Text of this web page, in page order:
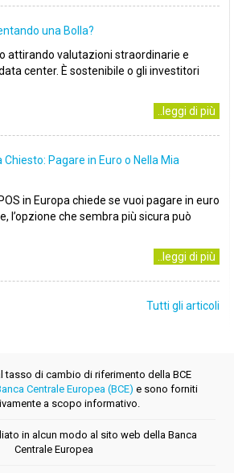
una Bolla?
attirando valutazioni straordinarie e
center. È sostenibile o gli investitori
..leggi di più
Chiesto: Pagare in Euro o Nella Mia
in Europa chiede se vuoi pagare in euro
l’opzione che sembra più sicura può
..leggi di più
Tutti gli articoli
tasso di cambio di riferimento della BCE
Centrale Europea (BCE) e sono forniti
a scopo informativo.
in alcun modo al sito web della Banca
Centrale Europea